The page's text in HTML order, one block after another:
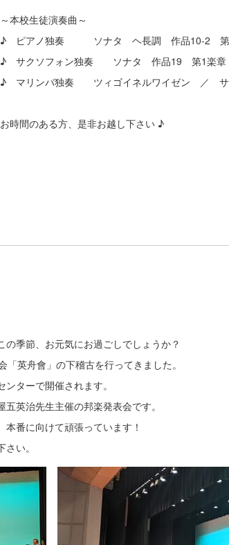
生徒演奏曲～
ノ独奏 ソナタ ヘ長調 作品10-2 第1
ソフォン独奏 ソナタ 作品19 第1楽章
ンバ独奏 ツィゴイネルワイゼン ／
のある方、是非お越し下さい ♪
季節、お元気にお過ごしでしょうか？
英舟會」の下稽古を行ってきました。
ターで開催されます。
英治先生主催の邦楽発表会です。
番に向けて頑張っています！
い。